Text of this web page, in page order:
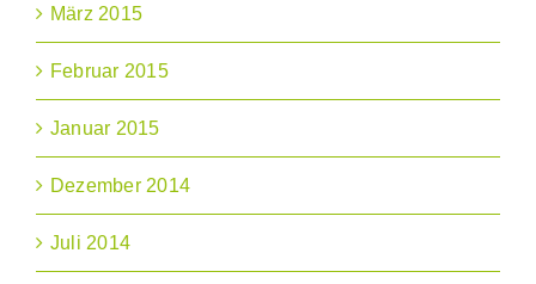
März 2015
Februar 2015
Januar 2015
Dezember 2014
Juli 2014